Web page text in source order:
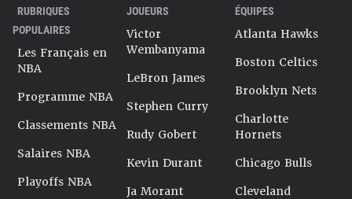
RUBRIQUES
POPULAIRES
Les Français en
NBA
Programme NBA
Classements NBA
Salaires NBA
Playoffs NBA
JOUEURS
Victor
Wembanyama
LeBron James
Stephen Curry
Rudy Gobert
Kevin Durant
Ja Morant
ÉQUIPES
Atlanta Hawks
Boston Celtics
Brooklyn Nets
Charlotte
Hornets
Chicago Bulls
Cleveland